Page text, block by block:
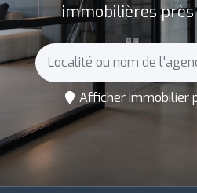
immobilières près
Afficher Immobilier